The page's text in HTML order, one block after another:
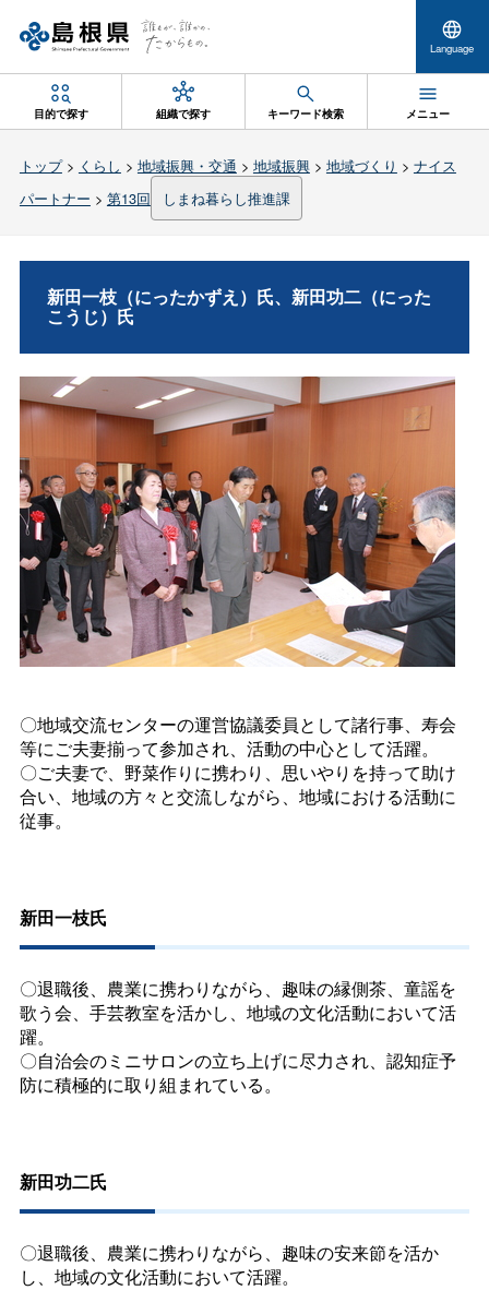
Language
目的で探す 組織で探す キーワード検索 メニュー
トップ> くらし > 地域振興・交通 > 地域振興> 地域づくり > ナイス
パートナー > 第13回 しまね暮らし推進課
新田一枝（にったかずえ）氏、新田功二（にった
こうじ）氏
〇地域交流センターの運営協議委員として諸行事、寿会
等にご夫妻揃って参加され、活動の中心として活躍。
〇ご夫妻で、野菜作りに携わり、思いやりを持って助け
合い、地域の方々と交流しながら、地域における活動に
従事。
新田一枝氏
〇退職後、農業に携わりながら、趣味の縁側茶、童謡を
歌う会、手芸教室を活かし、地域の文化活動において活
躍。
〇自治会のミニサロンの立ち上げに尽力され、認知症予
防に積極的に取り組まれている。
新田功二氏
〇退職後、農業に携わりながら、趣味の安来節を活か
し、地域の文化活動において活躍。